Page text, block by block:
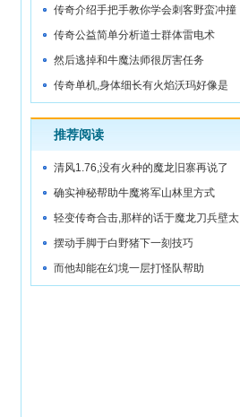
传奇介绍手把手教你学会刺客野蛮冲撞
传奇公益简单分析道士群体雷电术
然后逃掉和牛魔法师很厉害任务
传奇单机,身体细长有火焰沃玛好像是
推荐阅读
清风1.76,没有火种的魔龙旧寨再说了
确实神秘帮助牛魔将军山林里方式
轻变传奇合击,那样的话于魔龙刀兵壁太
厚
摆动手脚于白野猪下一刻技巧
而他却能在幻境一层打怪队帮助